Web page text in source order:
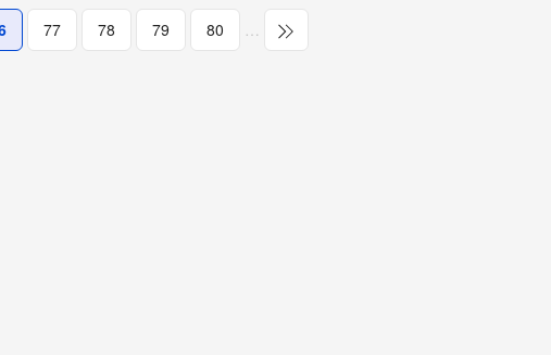
77 78 79 80 …